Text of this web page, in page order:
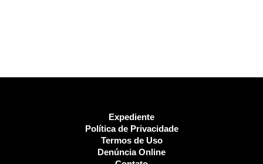
Expediente
Política de Privacidade
Termos de Uso
Denúncia Online